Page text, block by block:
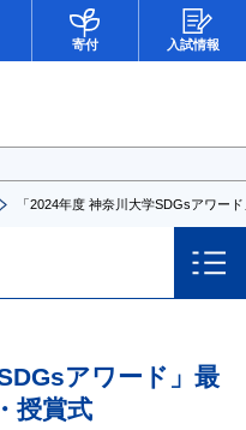
寄付 入試情報
「2024年度 神奈川大学SDGsアワー
アワード」最
授賞式